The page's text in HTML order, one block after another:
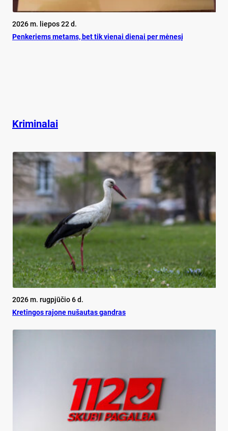
2026 m. liepos 22 d.
Pen­ke­riems me­tams, bet tik vie­nai die­nai per mė­ne­sį
Kriminalai
2026 m. rugpjūčio 6 d.
Kretingos rajone nušautas gandras